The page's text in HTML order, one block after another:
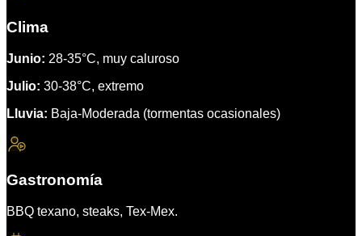
Clima
Junio: 28-35°C, muy caluroso
Julio: 30-38°C, extremo
Lluvia: Baja-Moderada (tormentas ocasionales)
Gastronomía
BBQ texano, steaks, Tex-Mex.